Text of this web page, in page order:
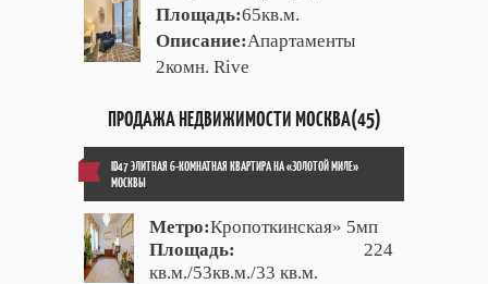
Площадь:65кв.м.
Описание:Апартаменты
2комн. Rive
ПРОДАЖА НЕДВИЖИМОСТИ МОСКВА(45)
ID47 ЭЛИТНАЯ 6-КОМНАТНАЯ КВАРТИРА НА «ЗОЛОТОЙ МИЛЕ»
МОСКВЫ
Метро:Кропоткинская» 5мп
Площадь:
224
кв.м./53кв.м./33 кв.м.